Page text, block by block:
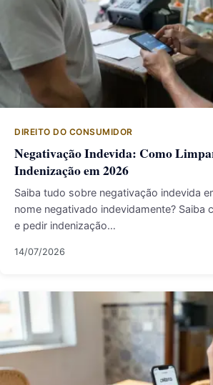
DIREITO DO CONSUMIDOR
Negativação Indevida: Como
Indenização em 2026
Saiba tudo sobre negativação indevida
nome negativado indevidamente? Saiba
e pedir indenização…
14/07/2026